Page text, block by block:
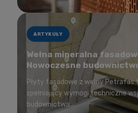
ARTYKUŁY
Wełna mineralna
Nowoczesne
korzystnej cenie
Płyty fasadowe z wełny Petrafas
spełniający wymogi techniczne
budownictwa....